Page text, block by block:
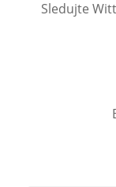
Sledujte